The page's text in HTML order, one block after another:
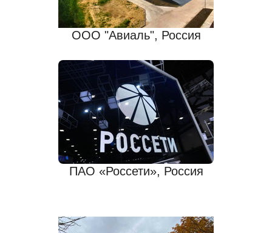
ООО "Авиаль", Россия
ПАО «Россети», Россия